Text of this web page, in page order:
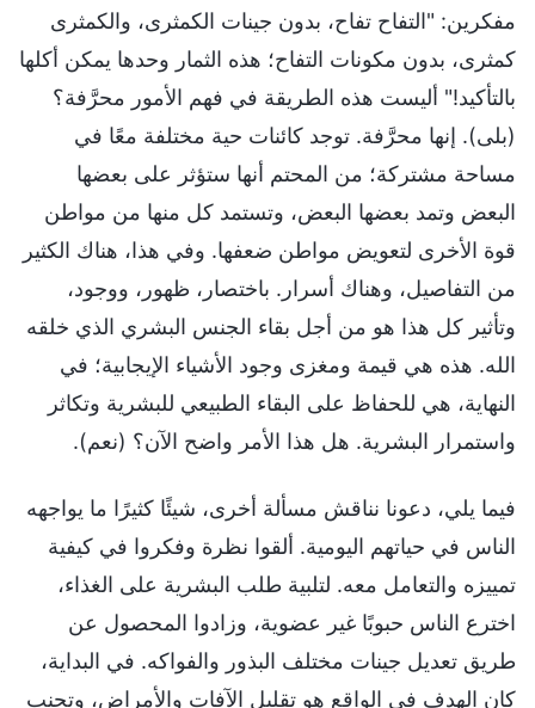
مفكرين: "التفاح تفاح، بدون جينات الكمثرى، والكمثرى
كمثرى، بدون مكونات التفاح؛ هذه الثمار وحدها يمكن أكلها
بالتأكيد!" أليست هذه الطريقة في فهم الأمور محرَّفة؟
(بلى). إنها محرَّفة. توجد كائنات حية مختلفة معًا في
مساحة مشتركة؛ من المحتم أنها ستؤثر على بعضها
البعض وتمد بعضها البعض، وتستمد كل منها من مواطن
قوة الأخرى لتعويض مواطن ضعفها. وفي هذا، هناك الكثير
من التفاصيل، وهناك أسرار. باختصار، ظهور، ووجود،
وتأثير كل هذا هو من أجل بقاء الجنس البشري الذي خلقه
الله. هذه هي قيمة ومغزى وجود الأشياء الإيجابية؛ في
النهاية، هي للحفاظ على البقاء الطبيعي للبشرية وتكاثر
واستمرار البشرية. هل هذا الأمر واضح الآن؟ (نعم).
فيما يلي، دعونا نناقش مسألة أخرى، شيئًا كثيرًا ما يواجهه
الناس في حياتهم اليومية. ألقوا نظرة وفكروا في كيفية
تمييزه والتعامل معه. لتلبية طلب البشرية على الغذاء،
اخترع الناس حبوبًا غير عضوية، وزادوا المحصول عن
طريق تعديل جينات مختلف البذور والفواكه. في البداية،
كان الهدف في الواقع هو تقليل الآفات والأمراض، وتجنب